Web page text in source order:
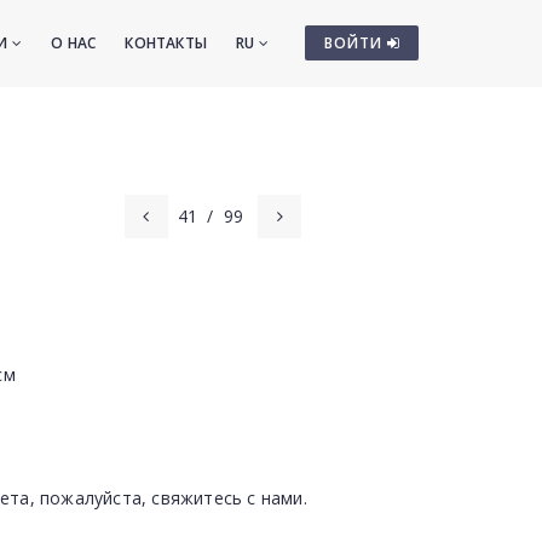
ВОЙТИ
О НАС КОНТАКТЫ RU
41 / 99
пожалуйста, свяжитесь с нами.